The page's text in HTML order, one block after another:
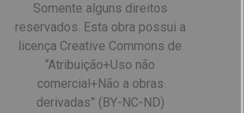
Somente alguns direitos
reservados. Esta obra possui a
licença Creative Commons de
“Atribuição+Uso não
comercial+Não a obras
derivadas” (BY-NC-ND)